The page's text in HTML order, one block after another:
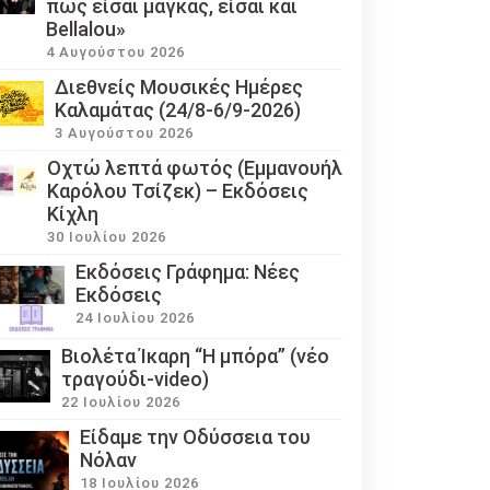
πως είσαι μάγκας, είσαι και
Bellalou»
4 Αυγούστου 2026
Διεθνείς Μουσικές Ημέρες
Καλαμάτας (24/8-6/9-2026)
3 Αυγούστου 2026
Οχτώ λεπτά φωτός (Εμμανουήλ
Καρόλου Τσίζεκ) – Εκδόσεις
Κίχλη
30 Ιουλίου 2026
Εκδόσεις Γράφημα: Νέες
Εκδόσεις
24 Ιουλίου 2026
Βιολέτα Ίκαρη “Η μπόρα” (νέο
τραγούδι-video)
22 Ιουλίου 2026
Eίδαμε την Οδύσσεια του
Νόλαν
18 Ιουλίου 2026